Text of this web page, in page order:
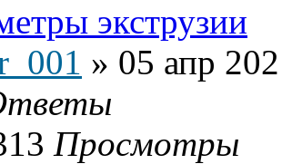
экструзии
» 05 апр
Просмотры